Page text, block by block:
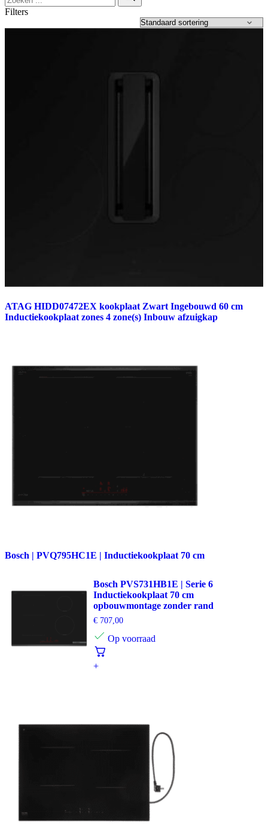
Filters
ATAG HIDD07472EX kookplaat Zwart Ingebouwd 60 cm
Inductiekookplaat zones 4 zone(s) Inbouw afzuigkap
Bosch | PVQ795HC1E | Inductiekookplaat 70 cm
Bosch PVS731HB1E | Serie 6
Inductiekookplaat 70 cm
opbouwmontage zonder rand
€707,00
Op voorraad
+